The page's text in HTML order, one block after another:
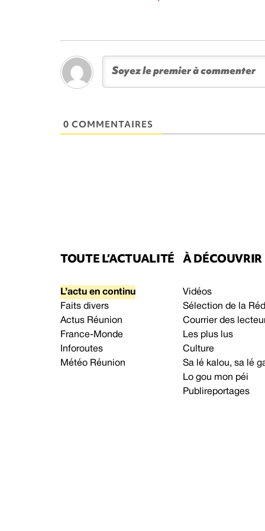
0 COMMENTAIRES
TOUTE L’ACTUALITÉ
L’actu en continu
Faits divers
Actus Réunion
France-Monde
Inforoutes
Météo Réunion
À DÉCOUVRIR
Vidéos
Sélection de la
Courrier des
Les plus lus
Culture
Sa lé kalou, sa lé
Lo gou mon péi
Publireportages